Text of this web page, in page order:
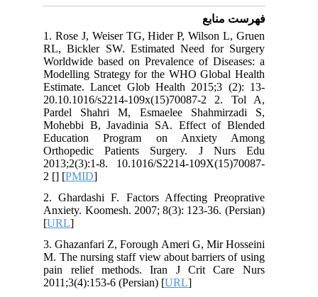
فهرست منابع
1. Rose J, Weiser TG, Hider P, Wilson L, Gruen
RL, Bickler SW. Estimated Need for Surgery
Worldwide based on Prevalence of Diseases: a
Modelling Strategy for the WHO Global Health
Estimate. Lancet Glob Health 2015;3 (2): 13-
20.10.1016/s2214-109x(15)70087-2 2. Tol A,
Pardel Shahri M, Esmaelee Shahmirzadi S,
Mohebbi B, Javadinia SA. Effect of Blended
Education Program on Anxiety Among
Orthopedic Patients Surgery. J Nurs Edu
2013;2(3):1-8. 10.1016/S2214-109X(15)70087-
2 [] [PMID
2. Ghardashi F. Factors Affecting Preoprative
Anxiety. Koomesh. 2007; 8(3): 123-36. (Persian)
[URL
3. Ghazanfari Z, Forough Ameri G, Mir Hosseini
M. The nursing staff view about barriers of using
pain relief methods. Iran J Crit Care Nurs
2011;3(4):153-6 (Persian) [URL